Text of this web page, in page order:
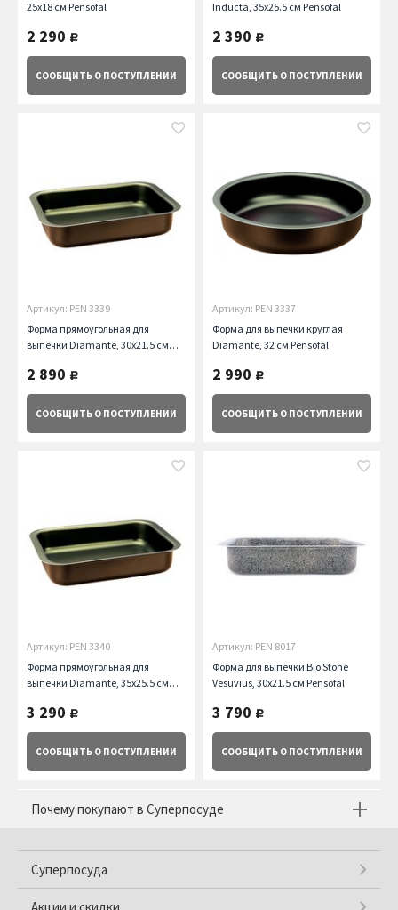
25х18 см Pensofal
2 290 руб.
СООБЩИТЬ О ПОСТУПЛЕНИИ
Inducta, 35х25.5 см Pensofal
2 390 руб.
СООБЩИТЬ О ПОСТУПЛЕНИИ
Артикул: PEN 3339
Форма прямоугольная для
выпечки Diamante, 30х21.5 см
2 890 руб.
СООБЩИТЬ О ПОСТУПЛЕНИИ
Артикул: PEN 3337
Форма для выпечки круглая
Diamante, 32 см Pensofal
2 990 руб.
СООБЩИТЬ О ПОСТУПЛЕНИИ
Артикул: PEN 3340
Форма прямоугольная для
выпечки Diamante, 35х25.5 см
3 290 руб.
СООБЩИТЬ О ПОСТУПЛЕНИИ
Артикул: PEN 8017
Форма для выпечки Bio Stone
Vesuvius, 30х21.5 см Pensofal
3 790 руб.
СООБЩИТЬ О ПОСТУПЛЕНИИ
Почему покупают в Суперпосуде
Суперпосуда